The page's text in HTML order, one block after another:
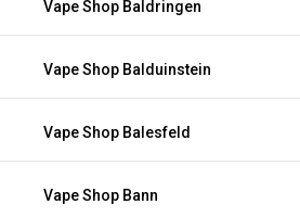
Vape Shop Baldringen
Vape Shop Balduinstein
Vape Shop Balesfeld
Vape Shop Bann